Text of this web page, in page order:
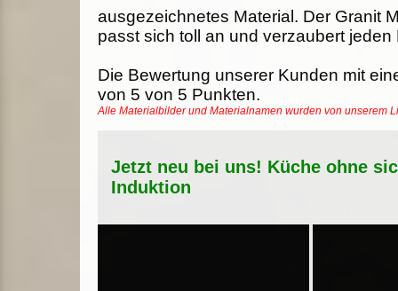
ausgezeichnetes Material. Der Granit
passt sich toll an und verzaubert jeden
Die Bewertung unserer Kunden mit
von 5 von 5 Punkten.
Alle Materialbilder und Materialnamen wurden von unserem
Jetzt neu bei uns! Küche ohne
Induktion